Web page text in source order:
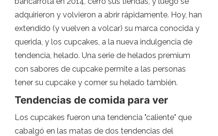
adquirieron y volvieron a abrir rápidamente. Hoy, han
extendido (y vuelven a volcar) su marca conocida y
querida, y los cupcakes, a la nueva indulgencia de
tendencia, helado. Una serie de helados premium
con sabores de cupcake permite a las personas
tener su cupcake y comer su helado también.
Tendencias de comida para ver
Los cupcakes fueron una tendencia "caliente" que
cabalgó en las matas de dos tendencias del